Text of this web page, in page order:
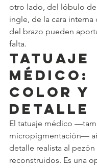
otro lado, del lóbulo de
ingle, de la cara interna
del brazo pueden
falta.
Tatuaje
médico:
color y
detalle
El tatuaje médico
micropigmentación—
detalle realista al pezón
reconstruidos. Es una